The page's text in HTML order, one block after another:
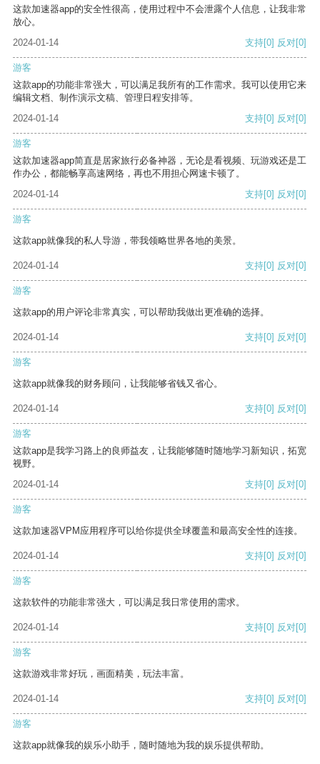
这款加速器app的安全性很高，使用过程中不会泄露个人信息，让我非常
放心。
2024-01-14
支持[0] 反对[0]
游客
这款app的功能非常强大，可以满足我所有的工作需求。我可以使用它来
编辑文档、制作演示文稿、管理日程安排等。
2024-01-14
支持[0] 反对[0]
游客
这款加速器app简直是居家旅行必备神器，无论是看视频、玩游戏还是工
作办公，都能畅享高速网络，再也不用担心网速卡顿了。
2024-01-14
支持[0] 反对[0]
游客
这款app就像我的私人导游，带我领略世界各地的美景。
2024-01-14 支持[0] 反对[0]
游客
这款app的用户评论非常真实，可以帮助我做出更准确的选择。
2024-01-14 支持[0] 反对[0]
游客
这款app就像我的财务顾问，让我能够省钱又省心。
2024-01-14 支持[0] 反对[0]
游客
这款app是我学习路上的良师益友，让我能够随时随地学习新知识，拓宽
视野。
2024-01-14
支持[0] 反对[0]
游客
这款加速器VPM应用程序可以给你提供全球覆盖和最高安全性的连接。
2024-01-14 支持[0] 反对[0]
游客
这款软件的功能非常强大，可以满足我日常使用的需求。
2024-01-14 支持[0] 反对[0]
游客
这款游戏非常好玩，画面精美，玩法丰富。
2024-01-14 支持[0] 反对[0]
游客
这款app就像我的娱乐小助手，随时随地为我的娱乐提供帮助。